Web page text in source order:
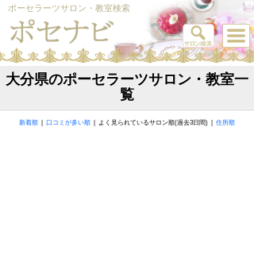
ポーセラーツサロン・教室検索
大分県のポーセラーツサロン・教室一
覧
新着順 口コミが多い順 | よく見られているサロン順(過去3日間) | 住所順